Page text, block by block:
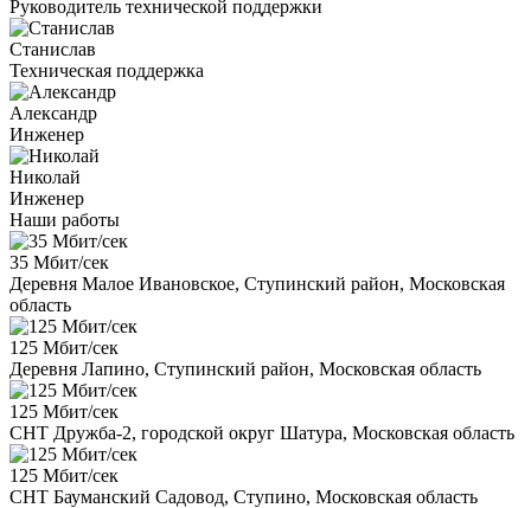
Руководитель технической поддержки
Станислав
Техническая поддержка
Александр
Инженер
Николай
Инженер
Наши работы
35 Мбит/сек
Деревня Малое Ивановское, Ступинский район, Московская
область
125 Мбит/сек
Деревня Лапино, Ступинский район, Московская область
125 Мбит/сек
СНТ Дружба-2, городской округ Шатура, Московская область
125 Мбит/сек
СНТ Бауманский Садовод, Ступино, Московская область